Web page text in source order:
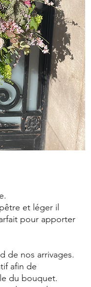
et léger il
pour apporter
de nos arrivages.
afin de
du bouquet.